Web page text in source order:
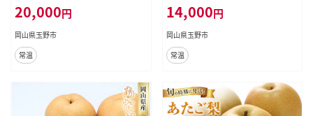
20,000円
岡山県玉野市
常温
14,000円
岡山県玉野市
常温